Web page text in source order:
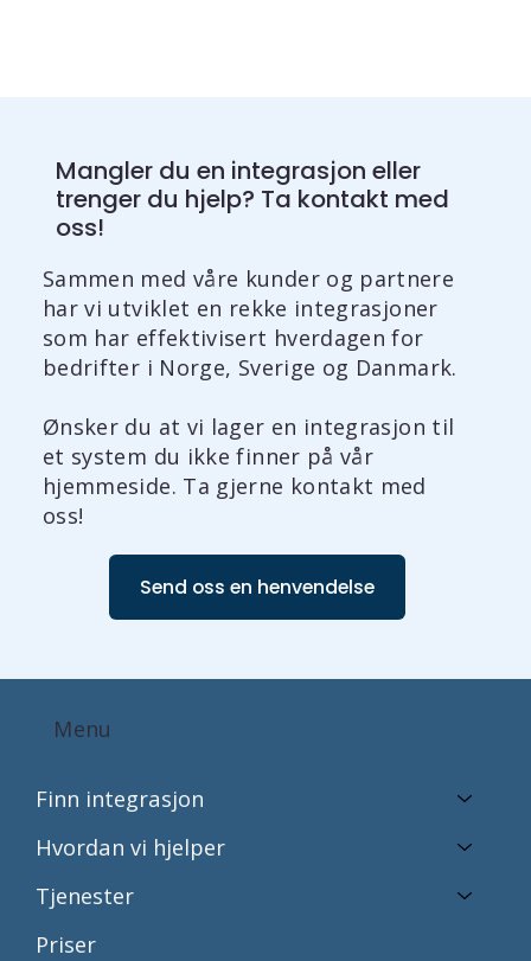
Mangler du en integrasjon eller
trenger du hjelp? Ta kontakt med
oss!
Sammen med våre kunder og partnere
har vi utviklet en rekke integrasjoner
som har effektivisert hverdagen for
bedrifter i Norge, Sverige og Danmark.
Ønsker du at vi lager en integrasjon til
et system du ikke finner på vår
hjemmeside. Ta gjerne kontakt med
oss!
Send oss en henvendelse
Menu
Finn integrasjon
Hvordan vi hjelper
Tjenester
Priser